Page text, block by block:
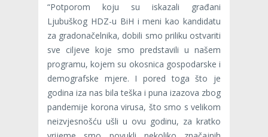
“Potporom koju su iskazali građani
Ljubuškog HDZ-u BiH i meni kao kandidatu
za gradonačelnika, dobili smo priliku ostvariti
sve ciljeve koje smo predstavili u našem
programu, kojem su okosnica gospodarske i
demografske mjere. I pored toga što je
godina iza nas bila teška i puna izazova zbog
pandemije korona virusa, što smo s velikom
neizvjesnošću ušli u ovu godinu, za kratko